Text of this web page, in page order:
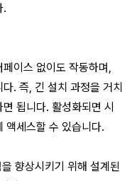
.
이스 없이도 작동하며,
. 즉, 긴 설치 과정을 거치
됩니다. 활성화되면 시
액세스할 수 있습니다.
향상시키기 위해 설계된